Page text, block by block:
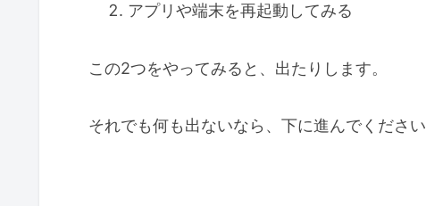
アプリや端末を再起動してみる
この2つをやってみると、出たりします。
それでも何も出ないなら、下に進んでください